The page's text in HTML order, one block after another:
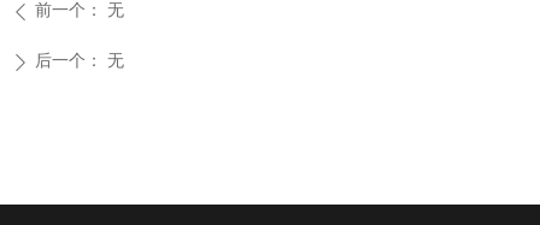
ꄴ 前一个： 无
ꄲ 后一个： 无